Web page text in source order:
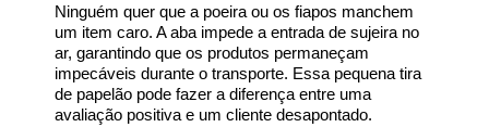
Ninguém quer que a poeira ou os fiapos manchem
um item caro. A aba impede a entrada de sujeira no
ar, garantindo que os produtos permaneçam
impecáveis durante o transporte. Essa pequena tira
de papelão pode fazer a diferença entre uma
avaliação positiva e um cliente desapontado.